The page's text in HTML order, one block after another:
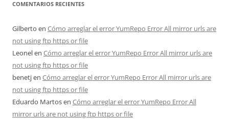
COMENTARIOS RECIENTES
Gilberto en Cómo arreglar el error YumRepo Error All mirror urls are
not using ftp https or file
Leonelen Cómo arreglar el error YumRepo Error All mirror urls are
not using ftp https or file
benetjen Cómo arreglar el error YumRepo Error All mirror urls are
not using ftp https or file
Eduardo Martosen Cómo arreglar el error YumRepo Error All
mirror urls are not using ftp https or file